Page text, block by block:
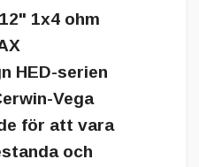
1x4 ohm
HED-serien
Vega
för att vara
och